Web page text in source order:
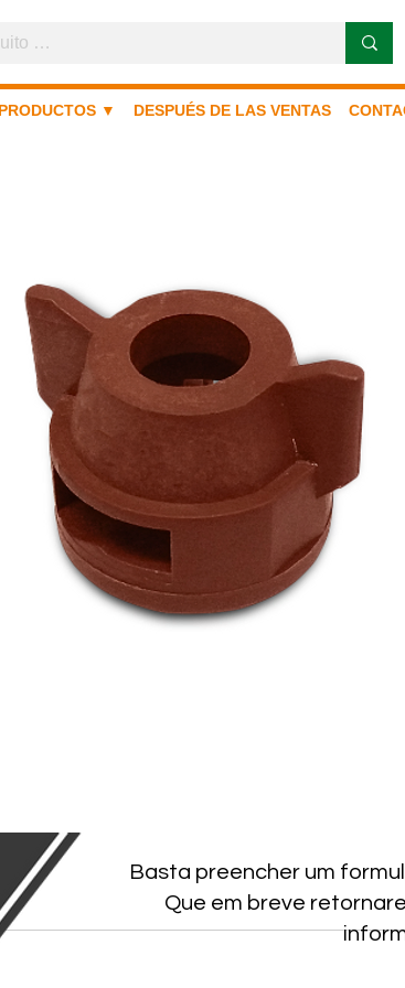
PRODUCTOS ▼ DESPUÉS DE LAS VENTAS
Basta preencher um
Que em breve